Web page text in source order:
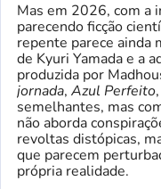
Mas em 2026, com a
parecendo ficção
repente parece ainda
de Kyuri Yamada e a
produzida por
jornada, Azul Perfeito,
semelhantes, mas
não aborda
revoltas distópicas,
que parecem
própria realidade.